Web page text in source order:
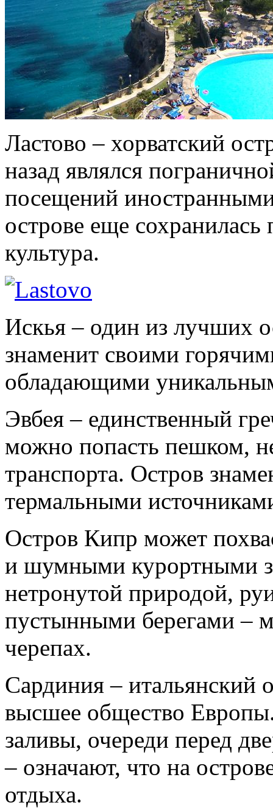
Ластово – хорватский
назад являлся
посещений
острове еще сохранилась
культура.
Искья – один из лучших
знаменит своими
обладающими
Эвбея – единственный
можно попасть пешком,
транспорта. Остров
термальными
Остров Кипр может
и шумными курортными
нетронутой природой,
пустынными берегами –
черепах.
Сардиния – итальянский
высшее общество
заливы, очереди перед
– означают, что на
отдыха.